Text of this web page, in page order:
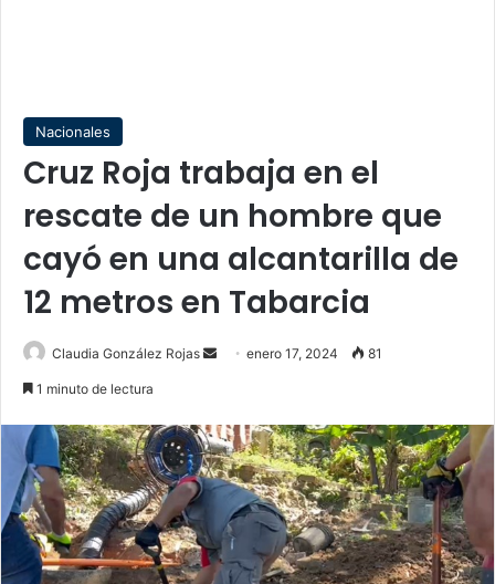
Nacionales
Cruz Roja trabaja en el
rescate de un hombre que
cayó en una alcantarilla de
12 metros en Tabarcia
Claudia González Rojas
Sendenero 17, 2024 81
1 minuto de lectura